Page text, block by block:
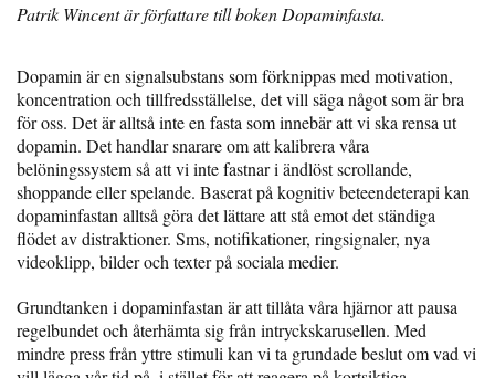
Patrik Wincent är författare till boken Dopaminfasta.
Dopamin är en signalsubstans som förknippas med motivation,
koncentration och tillfredsställelse, det vill säga något som är bra
för oss. Det är alltså inte en fasta som innebär att vi ska rensa ut
dopamin. Det handlar snarare om att kalibrera våra
belöningssystem så att vi inte fastnar i ändlöst scrollande,
shoppande eller spelande. Baserat på kognitiv beteendeterapi kan
dopaminfastan alltså göra det lättare att stå emot det ständiga
flödet av distraktioner. Sms, notifikationer, ringsignaler, nya
videoklipp, bilder och texter på sociala medier.
Grundtanken i dopaminfastan är att tillåta våra hjärnor att pausa
regelbundet och återhämta sig från intryckskarusellen. Med
mindre press från yttre stimuli kan vi ta grundade beslut om vad vi